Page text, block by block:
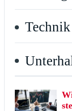
Technik